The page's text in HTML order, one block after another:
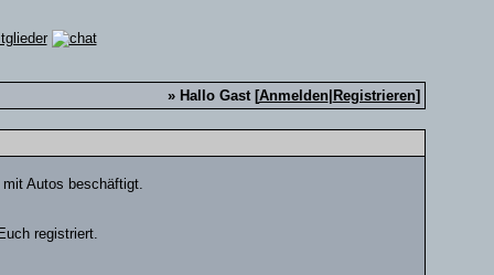
» Hallo Gast [Anmelden| Registrieren]
Autos beschäftigt.
registriert.